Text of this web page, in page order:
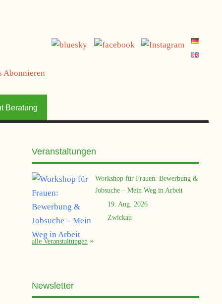
Beratung
Veranstaltungen
Workshop für Frauen: Bewerbung &
Jobsuche – Mein Weg in Arbeit
19. Aug. 2026
Zwickau
alle Veranstaltungen
Newsletter